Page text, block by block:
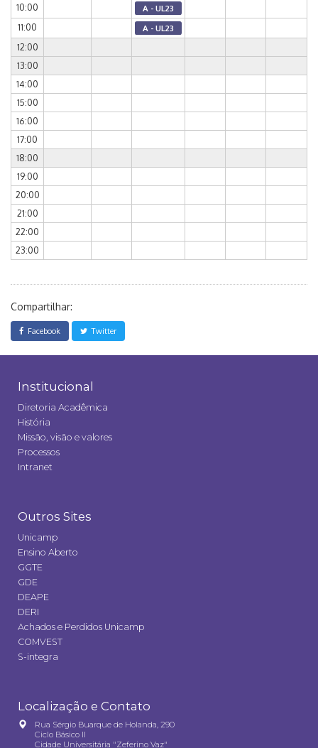
10:00 A - UL23
11:00 A - UL23
12:00
13:00
14:00
15:00
16:00
17:00
18:00
19:00
20:00
21:00
22:00
23:00
Compartilhar:
Facebook Twitter
Institucional
Diretoria Acadêmica
História
Missão, visão e valores
Processos
Intranet
Outros Sites
Unicamp
Ensino Aberto
GGTE
GDE
DEAPE
DERI
Achados e Perdidos Unicamp
COMVEST
S-integra
Localização e Contato
Rua Sérgio Buarque de Holanda, 290
Ciclo Básico II
Cidade Universitária "Zeferino Vaz"